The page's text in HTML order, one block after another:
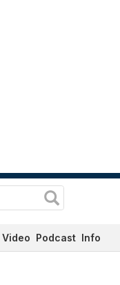
Video Podcast Info